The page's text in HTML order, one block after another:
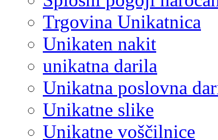
Trgovina Unikatnica
Unikaten nakit
unikatna darila
Unikatna poslovna
Unikatne slike
Unikatne voščilnice